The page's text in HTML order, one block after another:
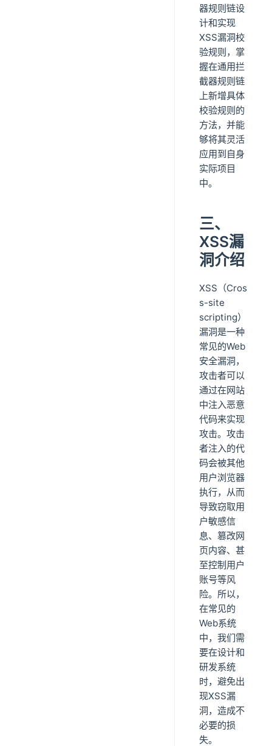
器规则链设
计和实现
XSS漏洞校
验规则，掌
握在通用拦
截器规则链
上新增具体
校验规则的
方法，并能
够将其灵活
应用到自身
实际项目
中。
三、
XSS漏
洞介绍
XSS（Cros
s-site
scripting）
漏洞是一种
常见的Web
安全漏洞，
攻击者可以
通过在网站
中注入恶意
代码来实现
攻击。攻击
者注入的代
码会被其他
用户浏览器
执行，从而
导致窃取用
户敏感信
息、篡改网
页内容、甚
至控制用户
账号等风
险。所以，
在常见的
Web系统
中，我们需
要在设计和
研发系统
时，避免出
现XSS漏
洞，造成不
必要的损
失。